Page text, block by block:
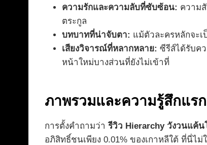
ความรักและความลับที่ซับซ้อน: ความ
ตระกูล
บทบาทที่น่าจับตา: แม้ตัวละครหลักจะ
เสียงวิจารณ์ที่หลากหลาย: ซีรีส์ได้รับค
หน้าใหม่บางส่วนที่ยังไม่เข้าที่
ภาพรวมและความรู้สึกแรก
การตั้งคำถามว่ารีวิว Hierarchy วังวนแค้
อภิสิทธิ์ชนเพียง 0.01% ของเกาหลีใต้ ที่นี่